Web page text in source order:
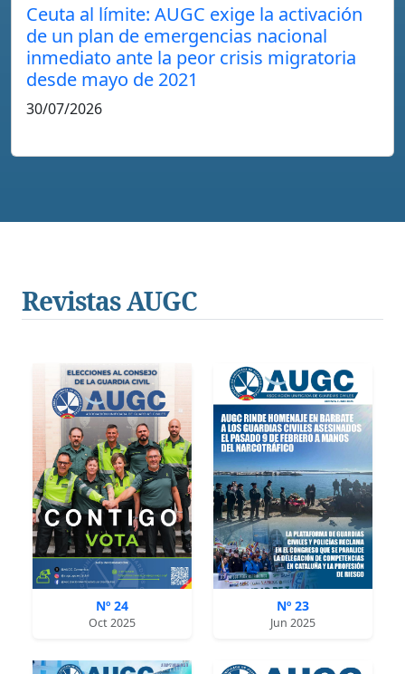
Ceuta al límite: AUGC exige la activación
de un plan de emergencias nacional
inmediato ante la peor crisis migratoria
desde mayo de 2021
30/07/2026
Revistas AUGC
Nº 24
Oct 2025
Nº 23
Jun 2025